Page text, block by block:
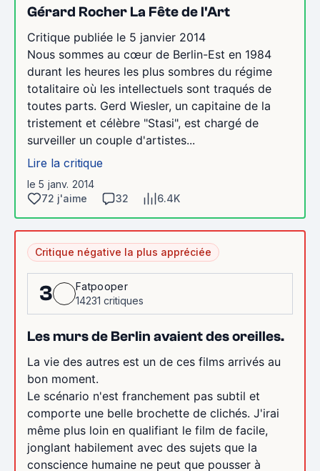
Gérard Rocher La Fête de l'Art
Critique publiée le 5 janvier 2014
Nous sommes au cœur de Berlin-Est en 1984
durant les heures les plus sombres du régime
totalitaire où les intellectuels sont traqués de
toutes parts. Gerd Wiesler, un capitaine de la
tristement et célèbre "Stasi", est chargé de
surveiller un couple d'artistes...
Lire la critique
le 5 janv. 2014
72 j'aime
32 6.4K
Critique négative la plus appréciée
3
Fatpooper
14231 critiques
Les murs de Berlin avaient des oreilles.
La vie des autres est un de ces films arrivés au
bon moment.
Le scénario n'est franchement pas subtil et
comporte une belle brochette de clichés. J'irai
même plus loin en qualifiant le film de facile,
jonglant habilement avec des sujets que la
conscience humaine ne peut que pousser à